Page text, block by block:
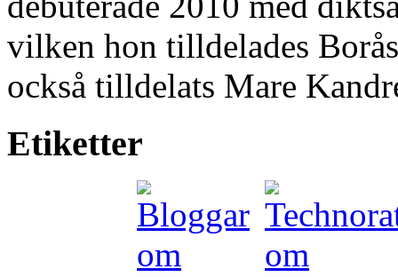
vilken hon tilldelades
också tilldelats Mare
Etiketter